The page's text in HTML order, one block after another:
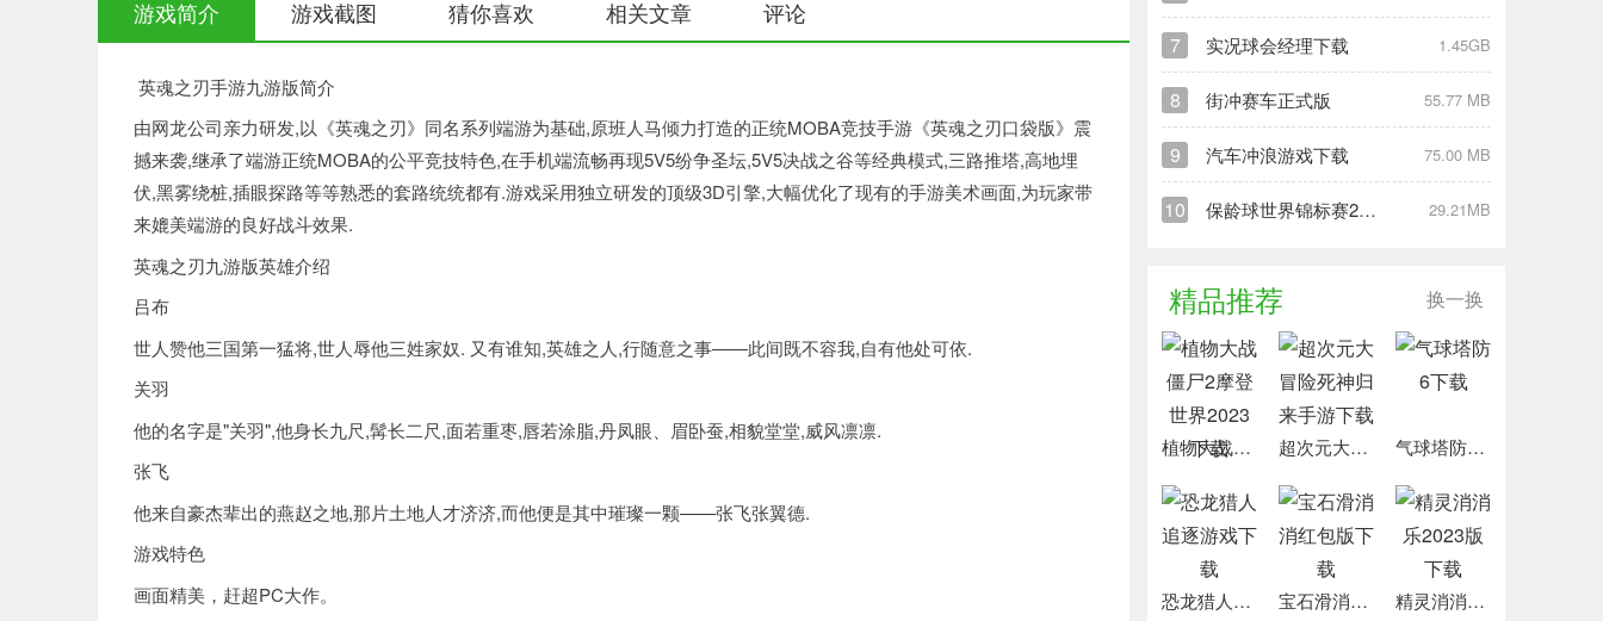
游戏简介 游戏截图 猜你喜欢 相关文章 评论
英魂之刃手游九游版简介
由网龙公司亲力研发,以《英魂之刃》同名系列端游为基础,原班人马倾力打造的正统MOBA竞技手游《英魂之刃口袋版》震
撼来袭,继承了端游正统MOBA的公平竞技特色,在手机端流畅再现5V5纷争圣坛,5V5决战之谷等经典模式,三路推塔,高地埋
伏,黑雾绕桩,插眼探路等等熟悉的套路统统都有.游戏采用独立研发的顶级3D引擎,大幅优化了现有的手游美术画面,为玩家带
来媲美端游的良好战斗效果.
英魂之刃九游版英雄介绍
吕布
世人赞他三国第一猛将,世人辱他三姓家奴. 又有谁知,英雄之人,行随意之事——此间既不容我,自有他处可依.
关羽
他的名字是"关羽",他身长九尺,髯长二尺,面若重枣,唇若涂脂,丹凤眼、眉卧蚕,相貌堂堂,威风凛凛.
张飞
他来自豪杰辈出的燕赵之地,那片土地人才济济,而他便是其中璀璨一颗——张飞张翼德.
游戏特色
画面精美，赶超PC大作。
7 实况球会经理下载 1.45GB
8 街冲赛车正式版 55.77 MB
9 汽车冲浪游戏下载 75.00 MB
10 保龄球世界锦标赛2020下载 29.21MB
精品推荐 换一换
植物大战僵尸2摩登世界2023下载 超次元大冒险死神归来手游下载 气球塔防6下载
恐龙猎人追逐游戏下载 宝石滑消消红包版下载 精灵消消乐2023版下载